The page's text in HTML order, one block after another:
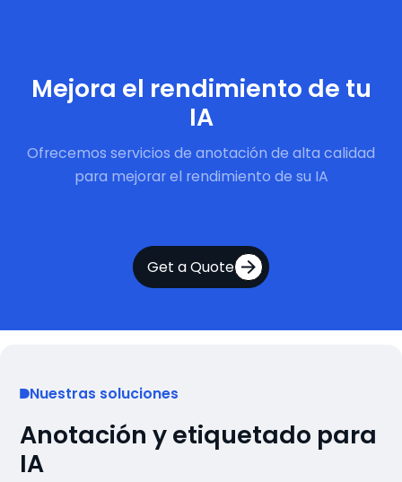
Mejora el rendimiento de tu
IA
Ofrecemos servicios de anotación de alta calidad
para mejorar el rendimiento de su IA
Get a Quote
Nuestras soluciones
Anotación y etiquetado para
IA